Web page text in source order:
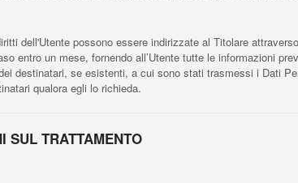
dell'Utente possono essere indirizzate al Titolare
entro un mese, fornendo all’Utente tutte le informazioni
destinatari, se esistenti, a cui sono stati trasmessi i Dati
qualora egli lo richieda.
SUL TRATTAMENTO